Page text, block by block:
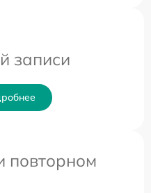
записи
повторном